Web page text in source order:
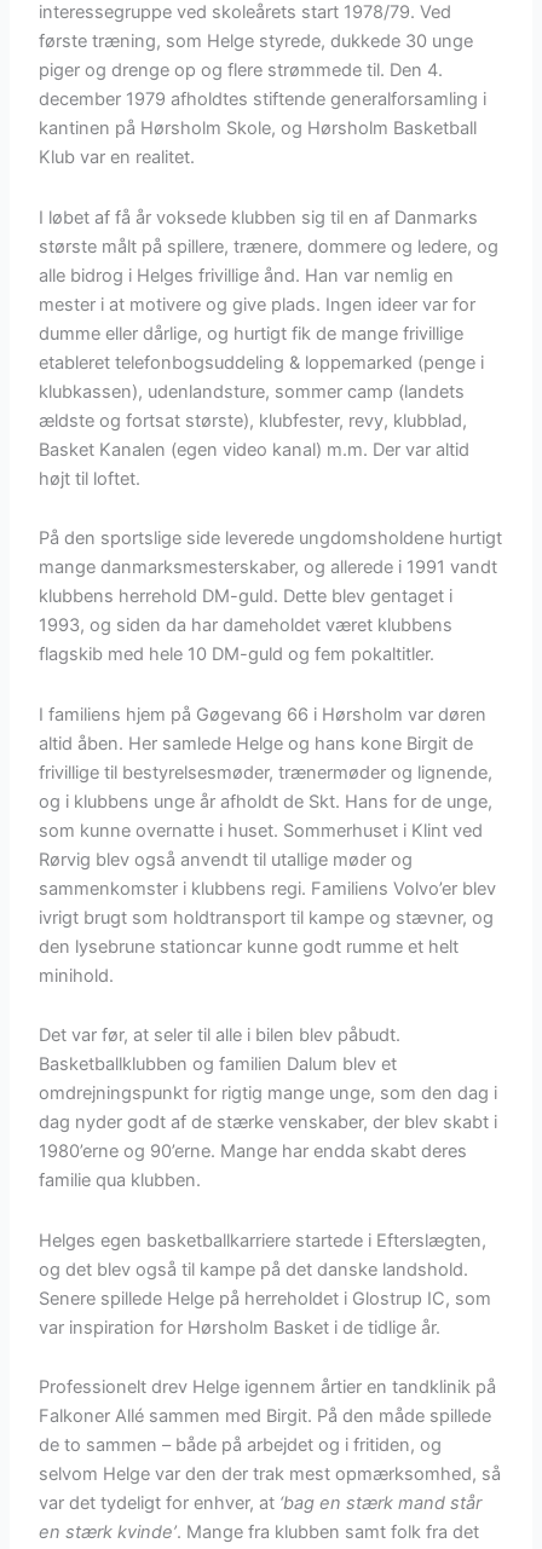
interessegruppe ved skoleårets start 1978/79. Ved
første træning, som Helge styrede, dukkede 30 unge
piger og drenge op og flere strømmede til. Den 4.
december 1979 afholdtes stiftende generalforsamling i
kantinen på Hørsholm Skole, og Hørsholm Basketball
Klub var en realitet.
I løbet af få år voksede klubben sig til en af Danmarks
største målt på spillere, trænere, dommere og ledere, og
alle bidrog i Helges frivillige ånd. Han var nemlig en
mester i at motivere og give plads. Ingen ideer var for
dumme eller dårlige, og hurtigt fik de mange frivillige
etableret telefonbogsuddeling & loppemarked (penge i
klubkassen), udenlandsture, sommer camp (landets
ældste og fortsat største), klubfester, revy, klubblad,
Basket Kanalen (egen video kanal) m.m. Der var altid
højt til loftet.
På den sportslige side leverede ungdomsholdene hurtigt
mange danmarksmesterskaber, og allerede i 1991 vandt
klubbens herrehold DM-guld. Dette blev gentaget i
1993, og siden da har dameholdet været klubbens
flagskib med hele 10 DM-guld og fem pokaltitler.
I familiens hjem på Gøgevang 66 i Hørsholm var døren
altid åben. Her samlede Helge og hans kone Birgit de
frivillige til bestyrelsesmøder, trænermøder og lignende,
og i klubbens unge år afholdt de Skt. Hans for de unge,
som kunne overnatte i huset. Sommerhuset i Klint ved
Rørvig blev også anvendt til utallige møder og
sammenkomster i klubbens regi. Familiens Volvo’er blev
ivrigt brugt som holdtransport til kampe og stævner, og
den lysebrune stationcar kunne godt rumme et helt
minihold.
Det var før, at seler til alle i bilen blev påbudt.
Basketballklubben og familien Dalum blev et
omdrejningspunkt for rigtig mange unge, som den dag i
dag nyder godt af de stærke venskaber, der blev skabt i
1980’erne og 90’erne. Mange har endda skabt deres
familie qua klubben.
Helges egen basketballkarriere startede i Efterslægten,
og det blev også til kampe på det danske landshold.
Senere spillede Helge på herreholdet i Glostrup IC, som
var inspiration for Hørsholm Basket i de tidlige år.
Professionelt drev Helge igennem årtier en tandklinik på
Falkoner Allé sammen med Birgit. På den måde spillede
de to sammen – både på arbejdet og i fritiden, og
selvom Helge var den der trak mest opmærksomhed, så
var det tydeligt for enhver, at ‘bag en stærk mand står
en stærk kvinde’. Mange fra klubben samt folk fra det